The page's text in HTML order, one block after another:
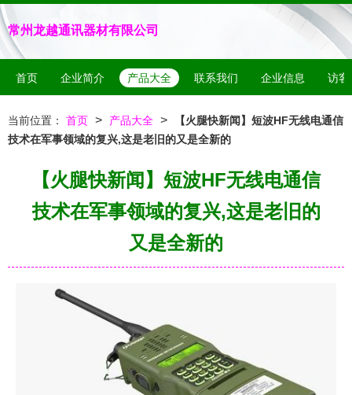
常州龙越通讯器材有限公司
首页 企业简介 产品大全 联系我们 企业信息 访客
当前位置： 首页 > 产品大全 >
【火腿快新闻】短波HF无线电通信
技术在军事领域的复兴,这是老旧的又是全新的
【火腿快新闻】短波HF无线电通信
技术在军事领域的复兴,这是老旧的
又是全新的